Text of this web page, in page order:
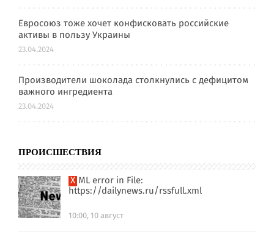
Евросоюз тоже хочет конфисковать российские
активы в пользу Украины
23.04.2024
Производители шоколада столкнулись с дефицитом
важного ингредиента
23.04.2024
ПРОИСШЕСТВИЯ
XML error in File:
https://dailynews.ru/rssfull.xml
10:00, 10 август